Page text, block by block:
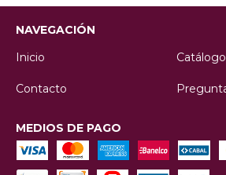
NAVEGACIÓN
Inicio
Catálogo
Contacto
MEDIOS DE PAGO